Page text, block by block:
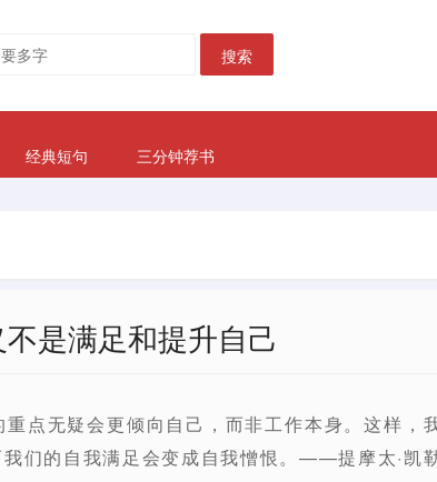
搜索
经典短句
三分钟荐书
是满足和提升自己
点无疑会更倾向自己，而非工作本身。这样，
们的自我满足会变成自我憎恨。——提摩太·凯